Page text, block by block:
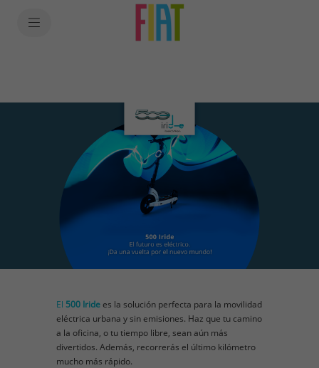
El 500 Iride es la solución perfecta para la movilidad
eléctrica urbana y sin emisiones. Haz que tu camino
a la oficina, o tu tiempo libre, sean aún más
divertidos. Además, recorrerás el último kilómetro
mucho más rápido.